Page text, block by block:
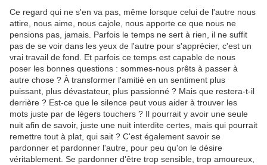
Ce regard qui ne s'en va pas, même lorsque celui de l'autre nous
attire, nous aime, nous cajole, nous apporte ce que nous ne
pensions pas, jamais. Parfois le temps ne sert à rien, il ne suffit
pas de se voir dans les yeux de l'autre pour s'apprécier, c'est un
vrai travail de fond. Et parfois ce temps est capable de nous
poser les bonnes questions : sommes-nous prêts à passer à
autre chose ? À transformer l'amitié en un sentiment plus
puissant, plus dévastateur, plus passionné ? Mais que restera-t-il
derrière ? Est-ce que le silence peut vous aider à trouver les
mots juste par de légers touchers ? Il pourrait y avoir une seule
nuit afin de savoir, juste une nuit interdite certes, mais qui pourrait
remettre tout à plat, qui sait ? C'est également savoir se
pardonner et pardonner l'autre, pour peu qu'on le désire
véritablement. Se pardonner d'être trop sensible, trop amoureux,